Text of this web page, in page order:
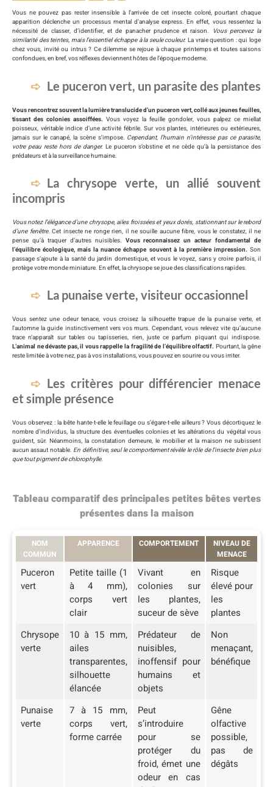
Vous ne pouvez pas rester insensible à l’arrivée de cet insecte coloré, pourtant chaque
apparition déclenche un processus mental d’analyse express. En effet, vous ressentez la
nécessité de classer, d’identifier, et de panacher prudence et raison.
Vous percevez la
similarité des teintes, mais l’essentiel échappe à la seule couleur. La vraie question : qui loge
chez vous, invité ou intrus ? Ce dilemme se rejoue à chaque printemps et toutes saisons
confondues, en bref, vos réflexes deviennent hôtes de l’époque moderne.
Le puceron vert, un parasite des plantes
Vous rencontrez souvent la lumière translucide d’un puceron vert, collé aux jeunes feuilles,
tissant des colonies assoiffées. Vous voyez la feuille gondoler, vous palpez ce miellat
poisseux, véritable indice d’une activité fébrile. Sur vos plantes, intérieures ou extérieures,
jamais sur le canapé, la scène s’impose. Cependant, l’humain n’intéresse pas ce parasite,
votre peau reste hors de danger.Le puceron s’obstine et ne cède qu’à la persistance des
prédateurs et à la surveillance humaine.
La chrysope verte, un allié souvent
incompris
Vous notez l’élégance d’une chrysope, ailes froissées et yeux dorés, stationnant sur le rebord
d’une fenêtre. Cet insecte ne ronge rien, il ne souille aucune fibre, vous le constatez, il ne
pense qu’à traquer d’autres nuisibles. Vous reconnaissez un acteur fondamental de
l’équilibre écologique, mais la nuance échappe souvent à la première impression. Son
passage s’ajoute à la santé du jardin domestique, et vous le voyez, sans y croire parfois, il
protège votre monde miniature. En effet, la chrysope se joue des classifications rapides.
La punaise verte, visiteur occasionnel
Vous sentez une odeur tenace, vous croisez la silhouette trapue de la punaise verte, et
l’automne la guide instinctivement vers vos murs. Cependant, vous relevez vite qu’aucune
trace n’apparaît sur tables ou tapisseries, rien, juste ce parfum piquant qui indispose.
L’animal ne dévaste pas, il vous rappelle la fragilité de l’équilibre olfactif. Pourtant, la gêne
reste limitée à votre nez, pas à vos installations, vous pouvez en sourire ou vous irriter.
Les critères pour différencier menace
et simple présence
Vous observez : la bête hante-t-elle le feuillage ou s’égare-t-elle ailleurs ? Vous décortiquez le
nombre d’individus, la structure des éventuelles colonies et les altérations du végétal vous
guident, sûr. Néanmoins, la constatation demeure, le mobilier et la maison ne subissent
aucun assaut notable. En définitive, seul le comportement révèle le rôle de l’insecte bien plus
que tout pigment de chlorophylle.
Tableau comparatif des principales petites bêtes vertes
présentes dans la maison
NOM
COMMUN
APPARENCE COMPORTEMENT
NIVEAU DE
MENACE
Puceron
vert
Petite taille (1
à 4 mm),
corps vert
clair
Vivant en
colonies sur
les plantes,
suceur de sève
Risque
élevé pour
les
plantes
Chrysope
verte
10 à 15 mm,
ailes
transparentes,
silhouette
élancée
Prédateur de
nuisibles,
inoffensif pour
humains et
objets
Non
menaçant,
bénéfique
Punaise
verte
7 à 15 mm,
corps vert,
forme carrée
Peut
s’introduire
pour se
protéger du
froid, émet une
odeur en cas
Gêne
olfactive
possible,
pas de
dégâts